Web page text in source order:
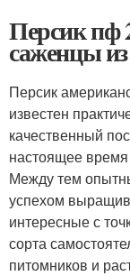
Персик пф
саженцы
Персик
известен
качественный
настоящее время
Между тем
успехом
интересные с
сорта
питомников и